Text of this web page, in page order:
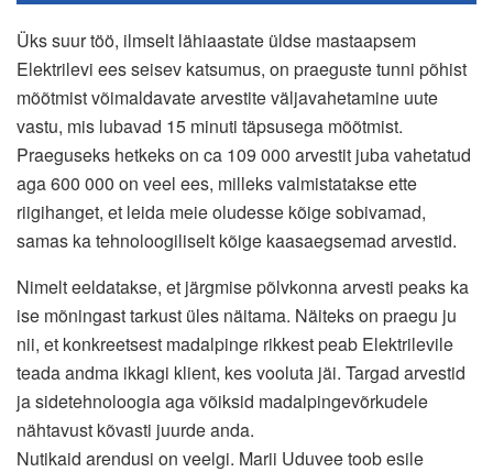
Üks suur töö, ilmselt lähiaastate üldse mastaapsem
Elektrilevi ees seisev katsumus, on praeguste tunni põhist
mõõtmist võimaldavate arvestite väljavahetamine uute
vastu, mis lubavad 15 minuti täpsusega mõõtmist.
Praeguseks hetkeks on ca 109 000 arvestit juba vahetatud
aga 600 000 on veel ees, milleks valmistatakse ette
riigihanget, et leida meie oludesse kõige sobivamad,
samas ka tehnoloogiliselt kõige kaasaegsemad arvestid.
Nimelt eeldatakse, et järgmise põlvkonna arvesti peaks ka
ise mõningast tarkust üles näitama. Näiteks on praegu ju
nii, et konkreetsest madalpinge rikkest peab Elektrilevile
teada andma ikkagi klient, kes vooluta jäi. Targad arvestid
ja sidetehnoloogia aga võiksid madalpingevõrkudele
nähtavust kõvasti juurde anda.
Nutikaid arendusi on veelgi. Marii Uduvee toob esile